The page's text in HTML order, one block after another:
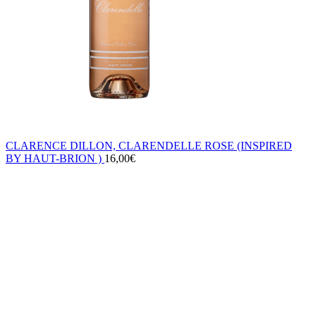
CLARENCE DILLON, CLARENDELLE ROSE (INSPIRED
BY HAUT-BRION ) 16,00€